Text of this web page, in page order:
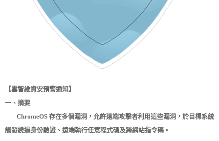
【雲智維資安預警通知】
一、摘要
ChromeOS 存在多個漏洞，允許遠端攻擊者利用這些漏洞，於目標系統
觸發繞過身份驗證、遠端執行任意程式碼及跨網站指令碼。